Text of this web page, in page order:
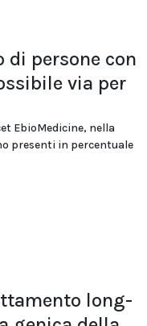
persone con
via per
EbioMedicine, nella
presenti in percentuale
long-